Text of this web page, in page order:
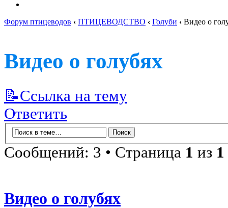
Форум птицеводов ‹ ПТИЦЕВОДСТВО ‹ Голуби ‹ Видео о
Видео о голубях
📝Ссылка на тему
Ответить
Сообщений: 3 • Страница 1 из 1
Видео о голубях